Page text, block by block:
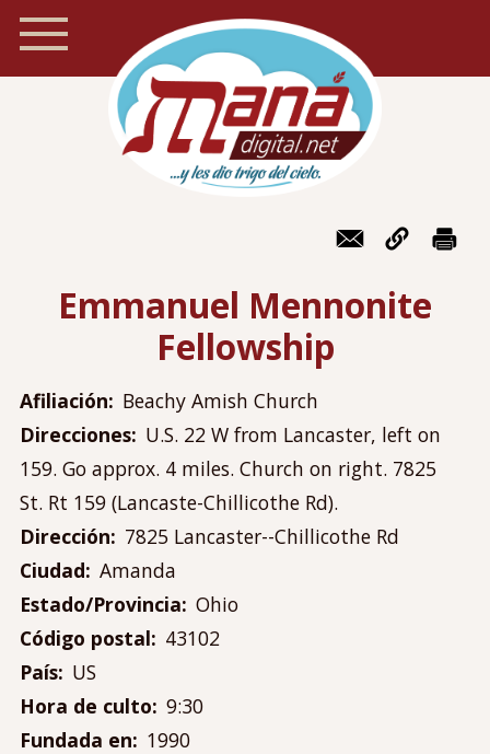
Pasar
contenido
Emmanuel Mennonite
Fellowship
Afiliación
Beachy Amish Church
Direcciones
U.S. 22 W from Lancaster, left on
159. Go approx. 4 miles. Church on right. 7825
St. Rt 159 (Lancaste-Chillicothe Rd).
Dirección
7825 Lancaster--Chillicothe Rd
Ciudad Amanda
Estado/Provincia Ohio
Código postal
43102
País
US
Hora de culto 9:30
Fundada en
1990
móvil
Recursos
Localizador de iglesias
Preguntas frecuentes
Acerca de Maná
Contáctanos
Menú
de
cuenta
de
usuario
Mi cuenta
Iniciar sesión